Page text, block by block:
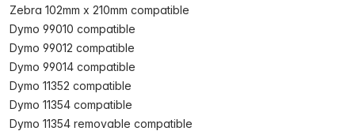
Zebra 102mm x 210mm compatible
Dymo 99010 compatible
Dymo 99012 compatible
Dymo 99014 compatible
Dymo 11352 compatible
Dymo 11354 compatible
Dymo 11354 removable compatible